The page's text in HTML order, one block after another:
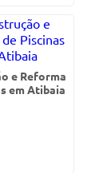
e Reforma
em Atibaia